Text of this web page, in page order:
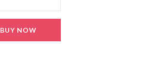
BUY NOW